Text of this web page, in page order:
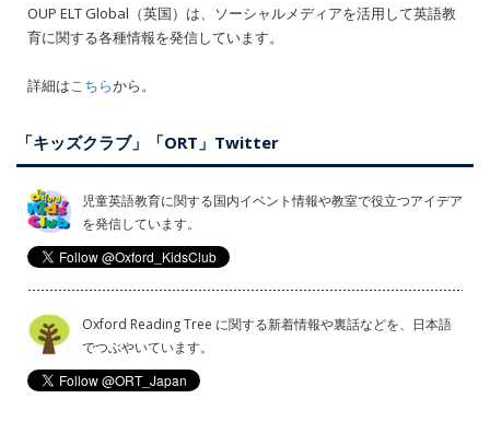
OUP ELT Global（英国）は、ソーシャルメディアを活用して英語教
育に関する各種情報を発信しています。
詳細はこちらから。
「キッズクラブ」「ORT」Twitter
児童英語教育に関する国内イベント情報や教室で役立つアイデア
を発信しています。
Oxford Reading Tree に関する新着情報や裏話などを、日本語
でつぶやいています。